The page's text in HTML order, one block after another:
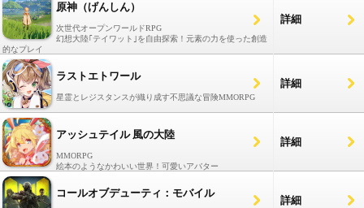
原神（げんしん）
次世代オープンワールドRPG
幻想大陸｢テイワット｣を自由探索！元素の力を使った創造
的なプレイ
詳細
ラストエトワール
星霊とレジスタンスが織り成す不思議な冒険MMORPG
詳細
アッシュテイル 風の大陸
MMORPG
絵本のようなかわいい世界！可愛いアバター
詳細
コールオブデューティ：モバイル
詳細